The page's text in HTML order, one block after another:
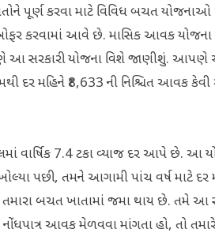
પૂર્ણ કરવા માટે વિવિધ બચત
કરવામાં આવે છે. માસિક આવક યોજના
સરકારી યોજના વિશે જાણીશું. આપણે
દર મહિને ₹8,633 ની નિશ્ચિત આવક
વાર્ષિક 7.4 ટકા વ્યાજ દર આપે છે.
પછી, તમને આગામી પાંચ વર્ષ માટે
બચત ખાતામાં જમા થાય છે. તમે આ
આવક મેળવવા માંગતા હો, તો